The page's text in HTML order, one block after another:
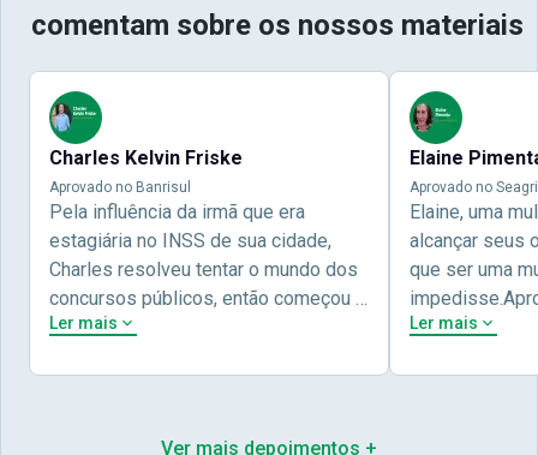
comentam sobre os nossos materiais
Charles Kelvin Friske
Aprovado no Banrisul
Pela influência da irmã que era
estagiária no INSS de sua cidade,
Charles resolveu tentar o mundo dos
concursos públicos, então começou a
estudar com contéudo gratuito que a
preparação completa, e o resultado
Ler mais
Elaine
Aprovado no
Elaine, uma
alcançar seus
que ser uma
concursos
Ler mais
Ver mais depoimentos +